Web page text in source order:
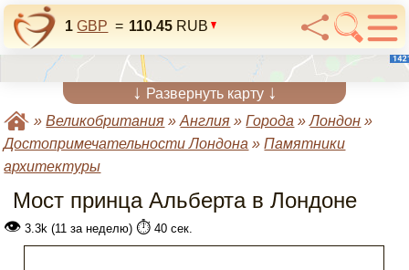
1 GBP = 110.45 RUB
↓ Развернуть карту ↓
»Великобритания »Англия »Города »Лондон »
Достопримечательности Лондона »Памятники
архитектуры
Мост принца Альберта в Лондоне
👁 3.3k (11 за неделю) ⏱️ 40 сек.